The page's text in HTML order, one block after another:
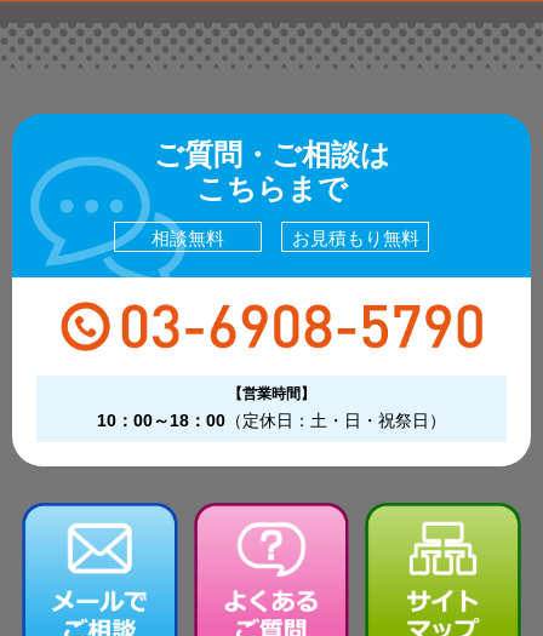
ご質問・ご相談は
こちらまで
相談無料 お見積もり無料
【営業時間】
10：00～18：00 （定休日：土・日・祝祭日）